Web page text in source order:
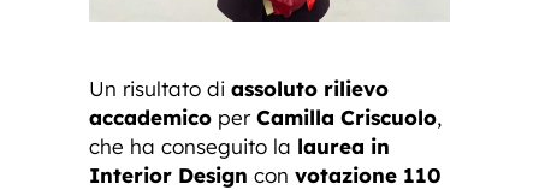
Un risultato di assoluto rilievo
accademico perCamilla Criscuolo,
che ha conseguito la laurea in
Interior Design con votazione 110